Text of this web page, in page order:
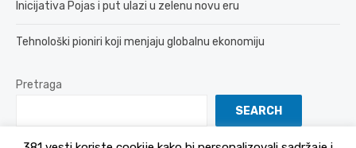
Inicijativa Pojas i put ulazi u zelenu novu eru
Tehnološki pioniri koji menjaju globalnu ekonomiju
Pretraga
SEARCH